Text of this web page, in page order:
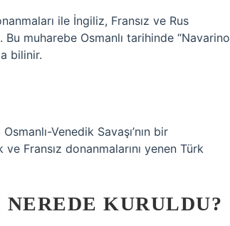
ile İngiliz, Fransız ve Rus
muharebe Osmanlı tarihinde “Navarino
bilinir.
Venedik Savaşı’nın bir
Fransız donanmalarını yenen Türk
KURULDU?